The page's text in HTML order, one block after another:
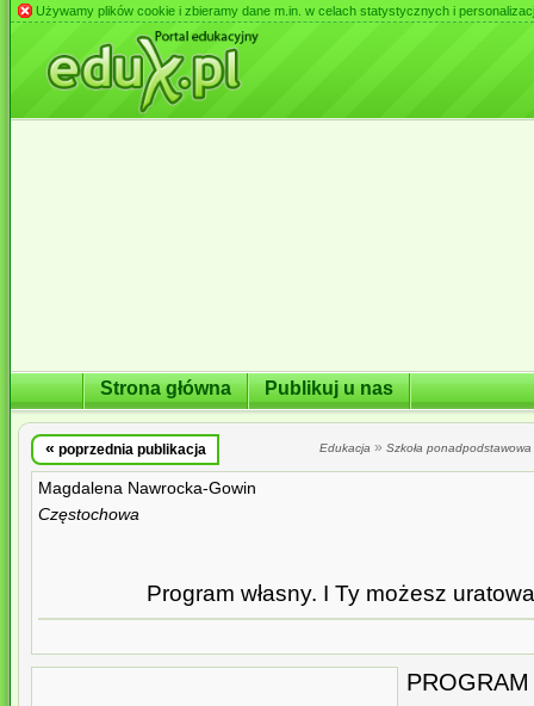
Używamy plików cookie i zbieramy dane m.in. w celach statystycznych i
Strona główna Publikuj u nas
« poprzednia publikacja Edukacja » Szkoła ponadpodstawowa
Magdalena Nawrocka-Gowin
Częstochowa
Program własny. I Ty możesz